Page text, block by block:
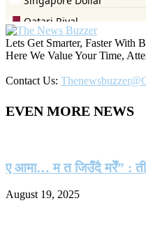
Lets Get Smarter, Faster With
Here We Value Your Time,
Contact Us:
EVEN MORE NEWS
ए आमा… म त जिउँदै मरेँ” :
August 19, 2025